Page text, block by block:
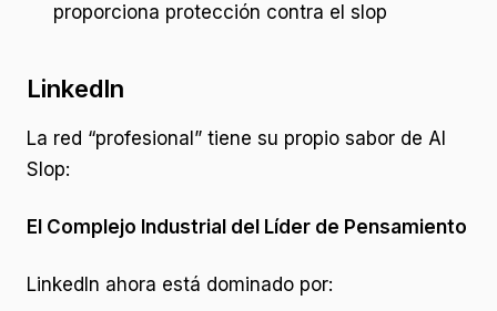
proporciona protección contra el slop
LinkedIn
La red “profesional” tiene su propio sabor de AI
Slop:
El Complejo Industrial del Líder de Pensamiento
LinkedIn ahora está dominado por: